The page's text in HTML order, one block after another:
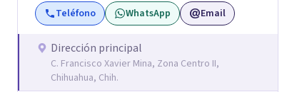
Teléfono WhatsApp Email
Dirección principal
C. Francisco Xavier Mina, Zona Centro II,
Chihuahua, Chih.